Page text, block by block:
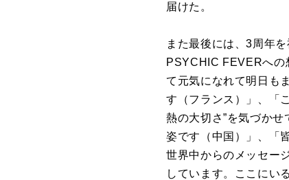
届けた。
また最後には、3周年
PSYCHIC FEVERへの
て元気になれて明日も
す（フランス）」、「
熱の大切さ”を気づか
姿です（中国）」、「
世界中からのメッセー
しています。ここにい